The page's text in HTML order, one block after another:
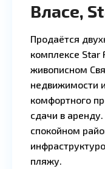
Власе,
Продаётся
комплексе Star
живописном
недвижимости
комфортного
сдачи в
спокойном
пляжу.